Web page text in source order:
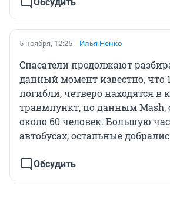
5 ноября, 12:25 Илья Ненко
Спасатели продолжают
данный момент известно, что
погибли, четверо находятся в
травмпункт, по данным Mash,
около 60 человек. Большую
автобусах, остальные
Обсудить